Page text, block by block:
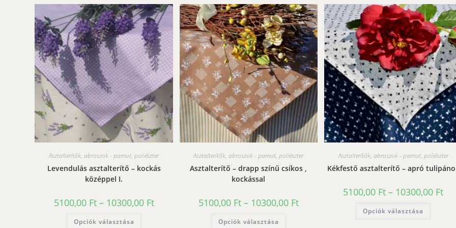
Asztalterítők, abroszok - pamut, poliészter
Levendulás asztalterítő – kockás
középpel I.
5100,00 Ft – 10300,00 FtÁrtartomány:
5100,00 Ft
Opciók választása
Asztalterítők, abroszok - pamut, poliészter
Asztalterítő – drapp színű csíkos ,
kockással
5100,00 Ft – 10300,00 FtÁrtartomány:
5100,00 Ft
Opciók választása
Asztalterítők, abroszok - pamut, poliészter
Kékfestő asztalterítő – apró
5100,00 Ft – 10300,00 Ft
Opciók választása